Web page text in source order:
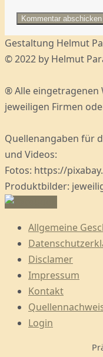
Gestaltung Helmut
© 2022 by Helmut
® Alle eingetragenen
jeweiligen Firmen
Quellenangaben für
und Videos:
Fotos: https://
Produktbilder:
Allgemeine
Disclamer
Impressum
Kontakt
Login